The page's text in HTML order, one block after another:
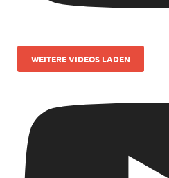
WEITERE VIDEOS LADEN